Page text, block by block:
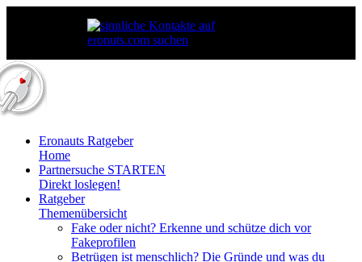
Eronauts Ratgeber
Home
Partnersuche STARTEN
Direkt loslegen!
Ratgeber
Themenübersicht
Fake oder nicht? Erkenne und schütze dich vor
Fakeprofilen
Betrügen ist menschlich? Die Gründe und was du